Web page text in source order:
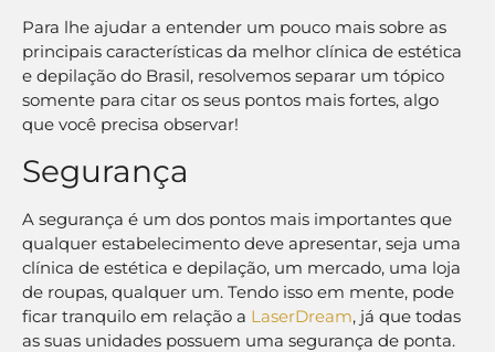
Para lhe ajudar a entender um pouco mais sobre as
principais características da melhor clínica de estética
e depilação do Brasil, resolvemos separar um tópico
somente para citar os seus pontos mais fortes, algo
que você precisa observar!
Segurança
A segurança é um dos pontos mais importantes que
qualquer estabelecimento deve apresentar, seja uma
clínica de estética e depilação, um mercado, uma loja
de roupas, qualquer um. Tendo isso em mente, pode
ficar tranquilo em relação a LaserDream, já que todas
as suas unidades possuem uma segurança de ponta.